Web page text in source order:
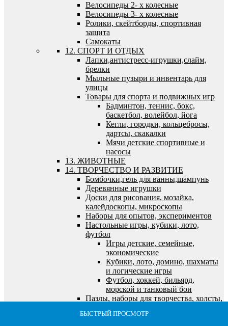
БЫСТРЫЙ ПРОСМОТР
БЫСТРЫЙ ПРОСМОТР
БЫСТРЫЙ ПРОСМОТР
БЫСТРЫЙ ПРОСМОТР
БЫСТРЫЙ ПРОСМОТР
Велосипеды 2- х колесные
Велосипеды 3- х колесные
Ролики, скейтборды, спортивная
защита
Самокаты
12. СПОРТ И ОТДЫХ
Лапки,антистресс-игрушки,слайм,
брелки
Мыльные пузыри и инвентарь для
улицы
Товары для спорта и подвижных игр
Бадминтон, теннис, бокс,
баскетбол, волейбол, йога
Кегли, городки, кольцебросы,
дартсы, скакалки
Мячи детские спортивные и
насосы
13. ЖИВОТНЫЕ
14. ТВОРЧЕСТВО И РАЗВИТИЕ
Бомбочки,гель для ванны,шампунь
Деревянные игрушки
Доски для рисования, мозайка,
калейдоскопы, микроскопы
Наборы для опытов, экспериментов
Настольные игры, кубики, лото,
футбол
Игры детские, семейные,
экономические
Кубики, лото, домино, шахматы
и логические игры
Футбол, хоккей, бильярд,
морской и танковый бои
Пазлы, наборы для творчества, холсты,
Алмазная мозайка